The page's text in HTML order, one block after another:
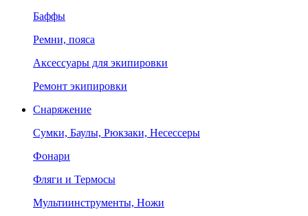
Баффы
Ремни, пояса
Аксессуары для экипировки
Ремонт экипировки
Снаряжение
Сумки, Баулы, Рюкзаки, Несессеры
Фонари
Фляги и Термосы
Мультиинструменты, Ножи